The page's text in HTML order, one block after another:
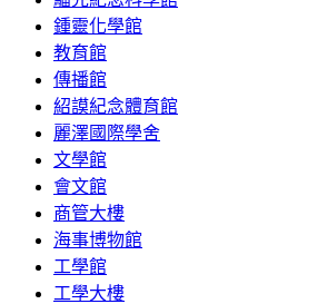
鍾靈化學館
教育館
傳播館
紹謨紀念體育館
麗澤國際學舍
文學館
會文館
商管大樓
海事博物館
工學館
工學大樓